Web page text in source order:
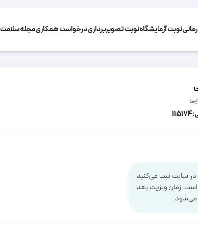
نوبت آزمایشگاهنوبت تصویربرداریدرخواست همکاریمجله سلامت
115174
در سایت ثبت می‌کنید
زمان ویزیت بعد
می‌شود.